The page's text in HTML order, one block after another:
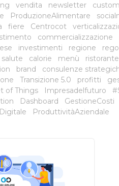
vendita newsletter
ProduzioneAlimentare
fiere Centrocot
commercializzazione
investimenti regione
salute calorie menù ristorante
brand consulenze
Transizione 5.0 profitti
of Things Impresadelfuturo
Dashboard GestioneCosti
ProduttivitàAziendale